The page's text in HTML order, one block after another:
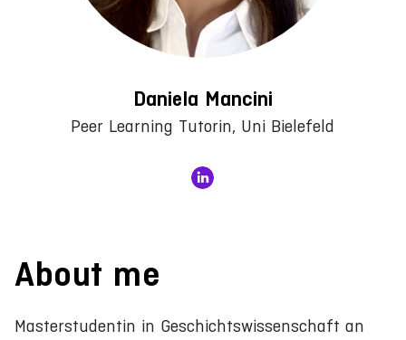
Daniela Mancini
Peer Learning Tutorin, Uni Bielefeld
About me
Masterstudentin in Geschichtswissenschaft an